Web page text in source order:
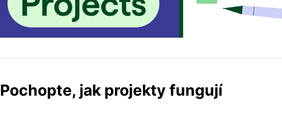
Pochopte, jak projekty fungují